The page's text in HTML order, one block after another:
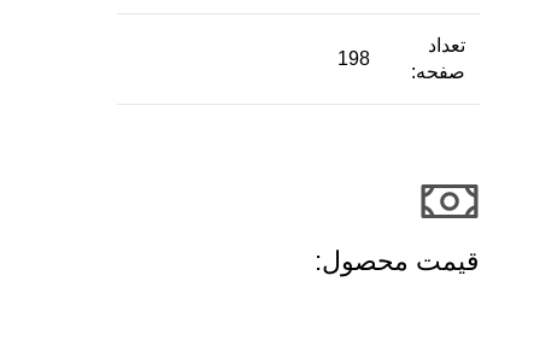
تعداد
صفحه:
198
قیمت محصول:​